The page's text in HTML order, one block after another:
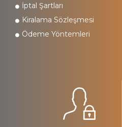
İptal Şartları
Kiralama Sözleşmesi
Ödeme Yöntemleri